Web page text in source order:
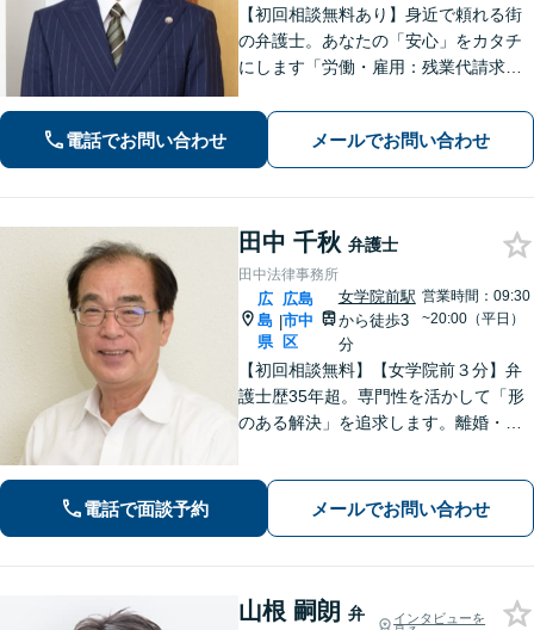
【初回相談無料あり】身近で頼れる街
の弁護士。あなたの「安心」をカタチ
にします「労働・雇用：残業代請求、
実績が豊富」「不動産：不動産を相続
すべきか、放棄すべきか冷静に判断で
きるようサポートいたします」【広島
駅４分】
電話でお問い合わせ メールでお問い合わせ
田中 千秋 弁護士
田中法律事務所
広
島
県
|
広島
市中
区
女学院前駅
から徒歩3
分
営業時間：09:30
~20:00（平日）
【初回相談無料】【女学院前３分】弁
護士歴35年超。専門性を活かして「形
のある解決」を追求します。離婚・債
話しやすい弁護士に是非ご相談くださ
い。（合同庁舎内郵便局近く）
電話で面談予約 メールでお問い合わせ
山根 嗣朗 弁
インタビューを